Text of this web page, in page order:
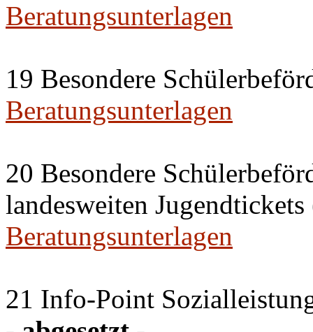
Beratungsunterlagen
19 Besondere
Beratungsunterlagen
20 Besondere
landesweiten
Beratungsunterlagen
21 Info-Point